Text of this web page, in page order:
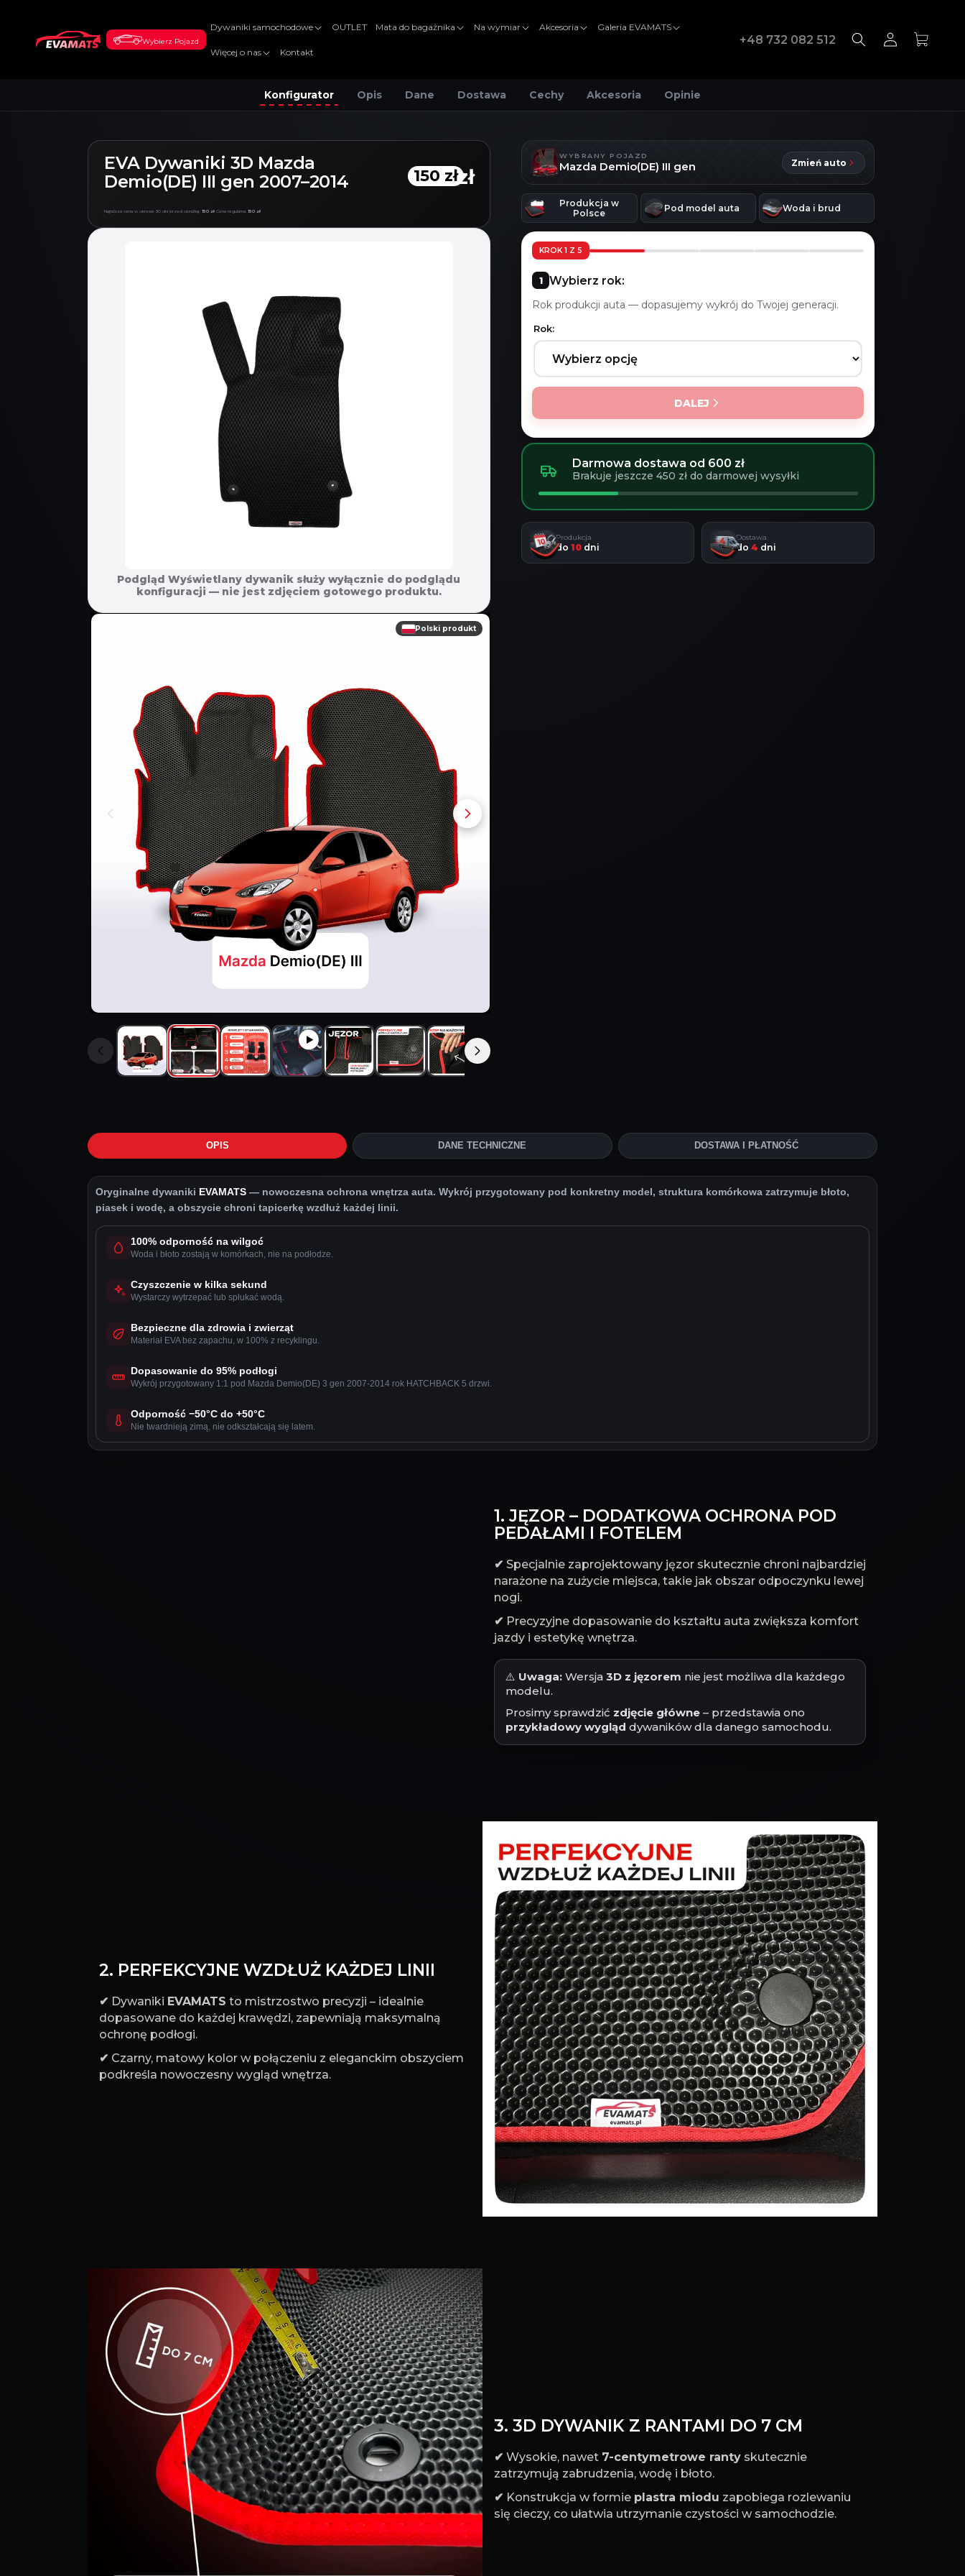
Wybierz Pojazd
Dywaniki samochodowe OUTLET Mata do bagażnika Na wymiar Akcesoria Galeria EVAMATS
Więcej o nas Kontakt
+48 732 082 512
Zaloguj
Koszyk
Konfigurator Opis Dane Dostawa Cechy Akcesoria Opinie
EVA Dywaniki 3D Mazda
Demio(DE) III gen 2007–2014
Najniższa cena w okresie 30 dni przed obniżką: 150 zł Cena regularna: 150 zł
150 zł
150 zł
Podgląd Wyświetlany dywanik służy wyłącznie do podglądu
konfiguracji — nie jest zdjęciem gotowego produktu.
Polski produkt
POMIŃ, ABY
PRZEJŚĆ
DO
WYBRANY POJAZD
Mazda Demio(DE) III gen Zmień auto
Produkcja w
Polsce
Pod model auta Woda i brud
KROK 1 Z 5
Wybierz rok:
Rok produkcji auta — dopasujemy wykrój do Twojej generacji.
Rok:
DALEJ
Darmowa dostawa od 600 zł
Brakuje jeszcze 450 zł do darmowej wysyłki
Produkcja
do10 dni
Dostawa
do4 dni
OPIS DANE TECHNICZNE DOSTAWA I PŁATNOŚĆ
Oryginalne dywaniki EVAMATS — nowoczesna ochrona wnętrza auta. Wykrój przygotowany pod konkretny model, struktura komórkowa zatrzymuje błoto,
piasek i wodę, a obszycie chroni tapicerkę wzdłuż każdej linii.
100% odporność na wilgoć
Woda i błoto zostają w komórkach, nie na podłodze.
Czyszczenie w kilka sekund
Wystarczy wytrzepać lub spłukać wodą.
Bezpieczne dla zdrowia i zwierząt
Materiał EVA bez zapachu, w 100% z recyklingu.
Dopasowanie do 95% podłogi
Wykrój przygotowany 1:1 pod Mazda Demio(DE) 3 gen 2007-2014 rok HATCHBACK 5 drzwi.
Odporność −50°C do +50°C
Nie twardnieją zimą, nie odkształcają się latem.
1. JĘZOR – DODATKOWA OCHRONA POD
PEDAŁAMI I FOTELEM
✔ Specjalnie zaprojektowany jęzor skutecznie chroni najbardziej
narażone na zużycie miejsca, takie jak obszar odpoczynku lewej
nogi.
✔ Precyzyjne dopasowanie do kształtu auta zwiększa komfort
jazdy i estetykę wnętrza.
⚠️ Uwaga: Wersja 3D z jęzorem nie jest możliwa dla każdego
modelu.
Prosimy sprawdzić zdjęcie główne – przedstawia ono
przykładowy wygląd dywaników dla danego samochodu.
2. PERFEKCYJNE WZDŁUŻ KAŻDEJ LINII
✔ Dywaniki EVAMATS to mistrzostwo precyzji – idealnie
dopasowane do każdej krawędzi, zapewniają maksymalną
ochronę podłogi.
✔ Czarny, matowy kolor w połączeniu z eleganckim obszyciem
podkreśla nowoczesny wygląd wnętrza.
3. 3D DYWANIK Z RANTAMI DO 7 CM
✔ Wysokie, nawet 7-centymetrowe ranty skutecznie
zatrzymują zabrudzenia, wodę i błoto.
✔ Konstrukcja w formie plastra miodu zapobiega rozlewaniu
się cieczy, co ułatwia utrzymanie czystości w samochodzie.